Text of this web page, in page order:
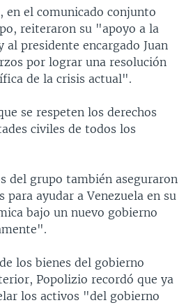
en el comunicado conjunto
reiteraron su "apoyo a la
al presidente encargado Juan
por lograr una resolución
de la crisis actual".
se respeten los derechos
civiles de todos los
del grupo también aseguraron
ayudar a Venezuela en su
bajo un nuevo gobierno
los bienes del gobierno
Popolizio recordó que ya
los activos "del gobierno